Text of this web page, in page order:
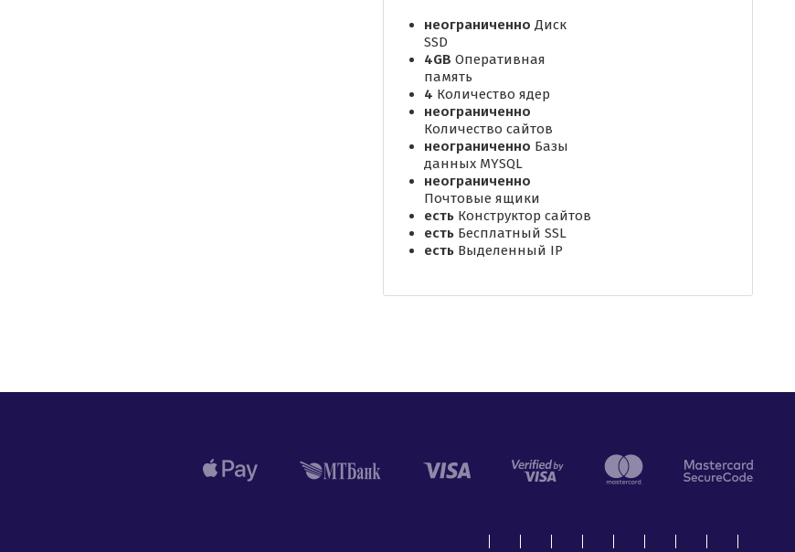
неограниченно Диск
SSD
4GB Оперативная
память
4 Количество ядер
неограниченно
Количество сайтов
неограниченно Базы
данных MYSQL
неограниченно
Почтовые ящики
естьКонструктор сайтов
естьБесплатный SSL
естьВыделенный IP